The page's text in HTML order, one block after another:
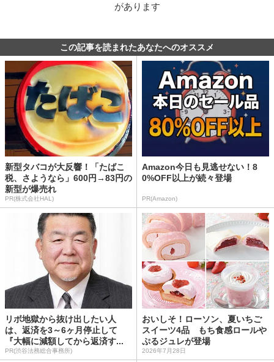
があります
この記事を読まれたあなたへのオススメ
新型タバコが大反響！「たばこ
税、さようなら」600円→83円の
新型が爆売れ
PR(株式会社HAL)
Amazon今日も見逃せない！8
0%OFF以上が続々登場
PR(Amazon)
リボ地獄から抜け出したい人
は、返済を3～6ヶ月停止して
『大幅に減額してから返済す...
PR(渋谷法務総合事務所)
おいしそ！ローソン、夏いちご
スイーツ4品 もち食感ロールや
ぷるジュレが登場
2026年7月28日